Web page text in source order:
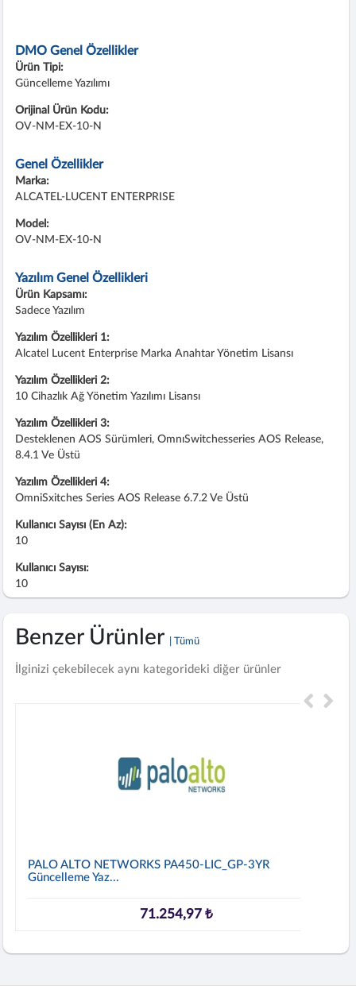
DMO Genel Özellikler
Ürün Tipi:
Güncelleme Yazılımı
Orijinal Ürün Kodu:
OV-NM-EX-10-N
Genel Özellikler
Marka:
ALCATEL-LUCENT ENTERPRISE
Model:
OV-NM-EX-10-N
Yazılım Genel Özellikleri
Ürün Kapsamı:
Sadece Yazılım
Yazılım Özellikleri 1:
Alcatel Lucent Enterprise Marka Anahtar Yönetim Lisansı
Yazılım Özellikleri 2:
10 Cihazlık Ağ Yönetim Yazılımı Lisansı
Yazılım Özellikleri 3:
Desteklenen AOS Sürümleri, OmnıSwitchesseries AOS Release,
8.4.1 Ve Üstü
Yazılım Özellikleri 4:
OmniSxitches Series AOS Release 6.7.2 Ve Üstü
Kullanıcı Sayısı (En Az):
10
Kullanıcı Sayısı:
10
Benzer Ürünler | Tümü
İlginizi çekebilecek aynı kategorideki diğer ürünler
PALO ALTO NETWORKS PA450-LIC_GP-3YR
Güncelleme Yaz...
71.254,97 ₺